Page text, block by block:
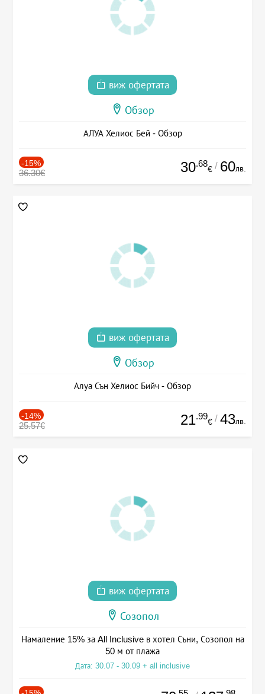
виж офертата
Обзор
АЛУА Хелиос Бей - Обзор
-15%
36.30€ 30.68
€ / 60лв.
виж офертата
Обзор
Алуа Сън Хелиос Бийч - Обзор
-14%
25.57€ 21.99
€ / 43лв.
виж офертата
Созопол
Намаление 15% за All Inclusive в хотел Съни, Созопол на
50 м от плажа
Дата: 30.07 - 30.09 + all inclusive